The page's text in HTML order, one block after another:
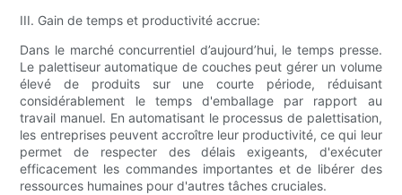
III. Gain de temps et productivité accrue:
Dans le marché concurrentiel d’aujourd’hui, le temps presse.
Le palettiseur automatique de couches peut gérer un volume
élevé de produits sur une courte période, réduisant
considérablement le temps d'emballage par rapport au
travail manuel. En automatisant le processus de palettisation,
les entreprises peuvent accroître leur productivité, ce qui leur
permet de respecter des délais exigeants, d'exécuter
efficacement les commandes importantes et de libérer des
ressources humaines pour d'autres tâches cruciales.